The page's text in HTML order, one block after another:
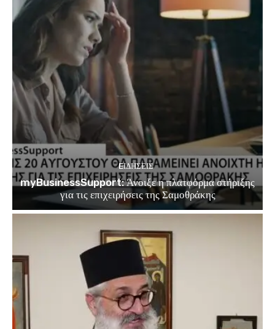
EΙΔΗΣΕΙΣ
myBusinessSupport: Άνοιξε η πλατφόρμα στήριξης
για τις επιχειρήσεις της Σαμοθράκης